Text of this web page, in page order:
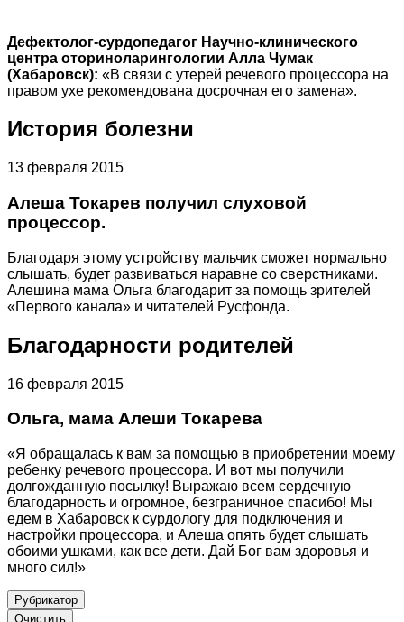
Дефектолог-сурдопедагог Научно-клинического
центра оториноларингологии Алла Чумак
(Хабаровск): «В связи с утерей речевого процессора на
правом ухе рекомендована досрочная его замена».
История болезни
13 февраля 2015
Алеша Токарев получил слуховой
процессор.
Благодаря этому устройству мальчик сможет нормально
слышать, будет развиваться наравне со сверстниками.
Алешина мама Ольга благодарит за помощь зрителей
«Первого канала» и читателей Русфонда.
Благодарности родителей
16 февраля 2015
Ольга, мама Алеши Токарева
«Я обращалась к вам за помощью в приобретении моему
ребенку речевого процессора. И вот мы получили
долгожданную посылку! Выражаю всем сердечную
благодарность и огромное, безграничное спасибо! Мы
едем в Хабаровск к сурдологу для подключения и
настройки процессора, и Алеша опять будет слышать
обоими ушками, как все дети. Дай Бог вам здоровья и
много сил!»
Рубрикатор